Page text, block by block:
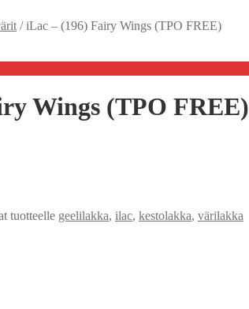
/iLac – (196) Fairy Wings (TPO FREE)
Wings (TPO FREE)
tuotteelle geelilakka, ilac, kestolakka, värilakka